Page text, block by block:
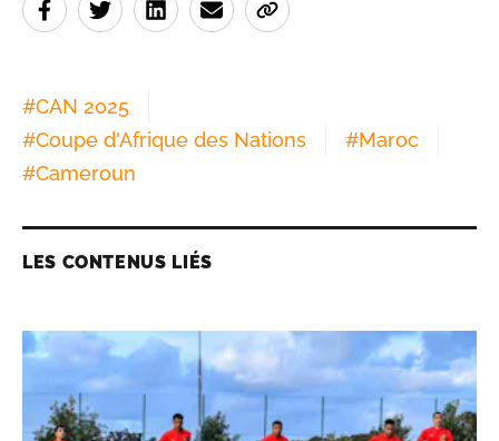
#CAN 2025
#Coupe d'Afrique des Nations #Maroc
#Cameroun
LES CONTENUS LIÉS